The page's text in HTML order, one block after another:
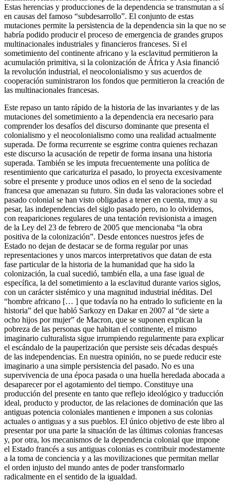
Estas herencias y producciones de la dependencia se transmutan a sí
en causas del famoso “subdesarrollo”. El conjunto de estas
mutaciones permite la persistencia de la dependencia sin la que no se
habría podido producir el proceso de emergencia de grandes grupos
multinacionales industriales y financieros franceses. Si el
sometimiento del continente africano y la esclavitud permitieron la
acumulación primitiva, si la colonización de África y Asia financió
la revolución industrial, el neocolonialismo y sus acuerdos de
cooperación suministraron los fondos que permitieron la creación de
las multinacionales francesas.
Este repaso un tanto rápido de la historia de las invariantes y de las
mutaciones del sometimiento a la dependencia era necesario para
comprender los desafíos del discurso dominante que presenta el
colonialismo y el neocolonialismo como una realidad actualmente
superada. De forma recurrente se esgrime contra quienes rechazan
este discurso la acusación de repetir de forma insana una historia
superada. También se les imputa frecuentemente una política de
resentimiento que caricaturiza el pasado, lo proyecta excesivamente
sobre el presente y produce unos odios en el seno de la sociedad
francesa que amenazan su futuro. Sin duda las valoraciones sobre el
pasado colonial se han visto obligadas a tener en cuenta, muy a su
pesar, las independencias del siglo pasado pero, no lo olvidemos,
con reapariciones regulares de una tentación revisionista a imagen
de la Ley del 23 de febrero de 2005 que mencionaba “la obra
positiva de la colonización”. Desde entonces nuestros jefes de
Estado no dejan de destacar se de forma regular por unas
representaciones y unos marcos interpretativos que datan de esta
fase particular de la historia de la humanidad que ha sido la
colonización, la cual sucedió, también ella, a una fase igual de
específica, la del sometimiento a la esclavitud durante varios siglos,
con un carácter sistémico y una magnitud industrial inéditas. Del
“hombre africano [… ] que todavía no ha entrado lo suficiente en la
historia” del que habló Sarkozy en Dakar en 2007 al “de siete a
ocho hijos por mujer” de Macron, que se suponen explican la
pobreza de las personas que habitan el continente, el mismo
imaginario culturalista sigue irrumpiendo regularmente para explicar
el escándalo de la pauperización que persiste seis décadas después
de las independencias. En nuestra opinión, no se puede reducir este
imaginario a una simple persistencia del pasado. No es una
supervivencia de una época pasada o una huella heredada abocada a
desaparecer por el agotamiento del tiempo. Constituye una
producción del presente en tanto que reflejo ideológico y traducción
ideal, producto y productor, de las relaciones de dominación que las
antiguas potencia coloniales mantienen e imponen a sus colonias
actuales o antiguas y a sus pueblos. El único objetivo de este libro al
presentar por una parte la situación de las últimas colonias francesas
y, por otra, los mecanismos de la dependencia colonial que impone
el Estado francés a sus antiguas colonias es contribuir modestamente
a la toma de conciencia y a las movilizaciones que permitan mellar
el orden injusto del mundo antes de poder transformarlo
radicalmente en el sentido de la igualdad.